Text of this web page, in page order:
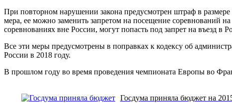
При повторном нарушении закона предусмотрен штраф в
мера, ее можно заменить запретом на посещение соревнований
соревнованиях вне России, могут попасть под запрет на въезд
Все эти меры предусмотрены в поправках к кодексу об
России в 2018 году.
В прошлом году во время проведения чемпионата Европы во
Госдума приняла бюджет на